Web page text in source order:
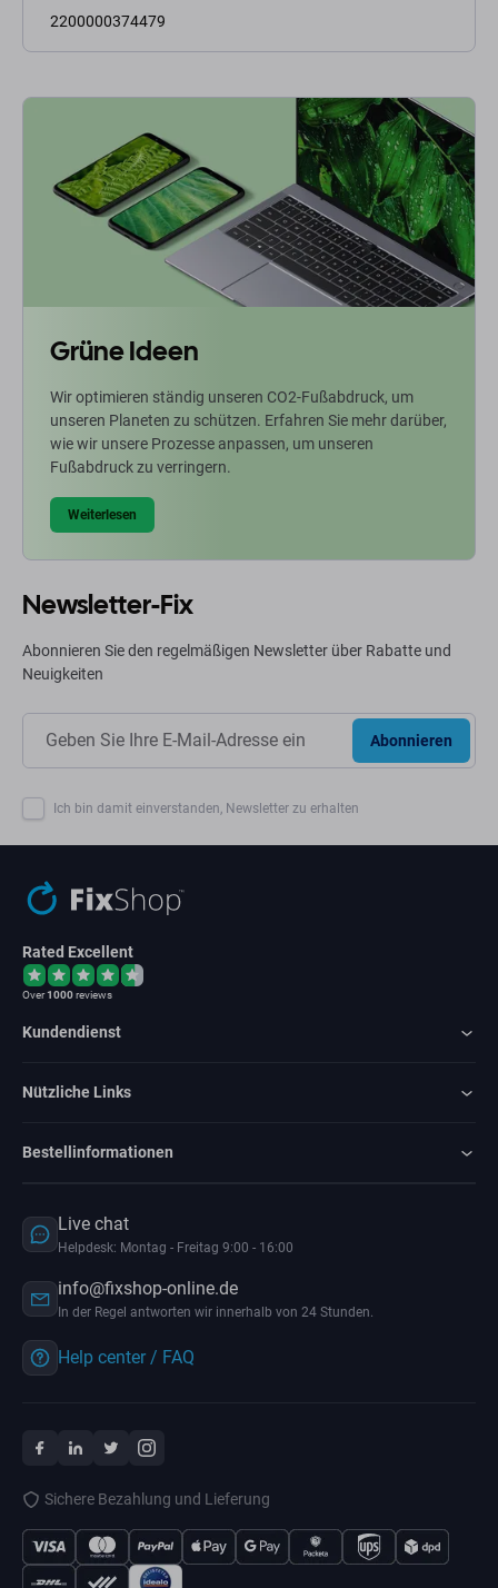
2200000374479
Grüne Ideen
Wir optimieren ständig unseren CO2-Fußabdruck, um
unseren Planeten zu schützen. Erfahren Sie mehr darüber,
wie wir unsere Prozesse anpassen, um unseren
Fußabdruck zu verringern.
Weiterlesen
Newsletter-Fix
Abonnieren Sie den regelmäßigen Newsletter über Rabatte und
Neuigkeiten
Abonnieren
Ich bin damit einverstanden, Newsletter zu erhalten
Rated Excellent
Over1000reviews
Kundendienst
Nützliche Links
Bestellinformationen
Live chat
Helpdesk: Montag - Freitag 9:00 - 16:00
info@fixshop-online.de
In der Regel antworten wir innerhalb von 24 Stunden.
Help center / FAQ
Sichere Bezahlung und Lieferung